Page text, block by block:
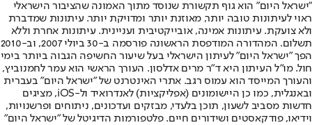
"ישראל היום" הוא גוף תקשורת שנוסד מתוך האמונה שהציבור הישראלי
ראוי לעיתונות טובה יותר, מאוזנת יותר ומדויקת יותר. עיתונות שמדברת
ולא צועקת. עיתונות אמינה, אובייקטיבית ועניינית. עיתונות אחרת וללא
תשלום. המהדורה המודפסת הראשונה פורסמה ב-30 ביולי 2007, וב-2010
הפך "ישראל היום" לעיתון הישראלי בעל שיעור החשיפה הגבוה ביותר בימי
חול. מו"ל העיתון היא ד"ר מרים אדלסון. העורך הראשי הוא עמר לחמנוביץ,
והעורך המייסד הוא עמוס רגב. אתרי האינטרנט של "ישראל היום" בעברית
ובאנגלית, כמו כן היישומונים (אפליקציות) לאנדרואיד ול-iOS, מציגים
חדשות מסביב לשעון, תוכן בלעדי, מבזקים ועדכונים, ניתוחים ופרשנויות,
וידיאו, פודקאסטים ושידורים חיים. פלטפורמות הדיגיטל של "ישראל היום"